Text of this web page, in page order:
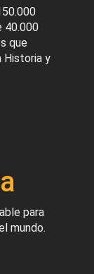
40.000
que
Historia y
para
mundo.